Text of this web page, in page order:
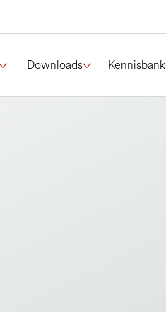
Downloads Kennisbank